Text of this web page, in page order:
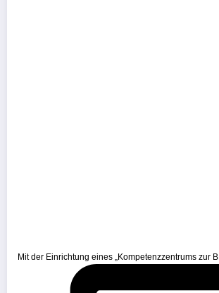
Mit der Einrichtung eines „Kompetenzzentrums zur B